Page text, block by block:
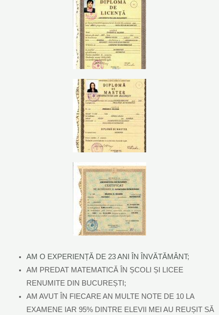
AM O EXPERIENȚĂ DE 23 ANI ÎN ÎNVĂTĂMÂNT;
AM PREDAT MATEMATICĂ ÎN ȘCOLI ȘI LICEE
RENUMITE DIN BUCUREȘTI;
AM AVUT ÎN FIECARE AN MULTE NOTE DE 10 LA
EXAMENE IAR 95% DINTRE ELEVII MEI AU REUȘIT SĂ